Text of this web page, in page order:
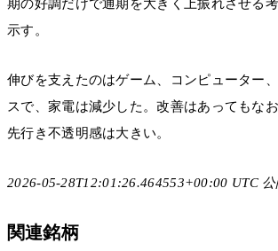
期の好調だけで通期を大きく上振れさせる
示す。
伸びを支えたのはゲーム、コンピューター
スで、家電は減少した。改善はあってもな
先行き不透明感は大きい。
2026-05-28T12:01:26.464553+00:00 UTC
関連銘柄